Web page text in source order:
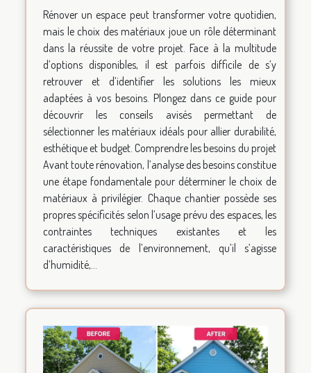
Rénover un espace peut transformer votre quotidien,
mais le choix des matériaux joue un rôle déterminant
dans la réussite de votre projet. Face à la multitude
d’options disponibles, il est parfois difficile de s’y
retrouver et d’identifier les solutions les mieux
adaptées à vos besoins. Plongez dans ce guide pour
découvrir les conseils avisés permettant de
sélectionner les matériaux idéals pour allier durabilité,
esthétique et budget. Comprendre les besoins du projet
Avant toute rénovation, l’analyse des besoins constitue
une étape fondamentale pour déterminer le choix de
matériaux à privilégier. Chaque chantier possède ses
propres spécificités selon l’usage prévu des espaces, les
contraintes techniques existantes et les
caractéristiques de l’environnement, qu’il s’agisse
d’humidité,...